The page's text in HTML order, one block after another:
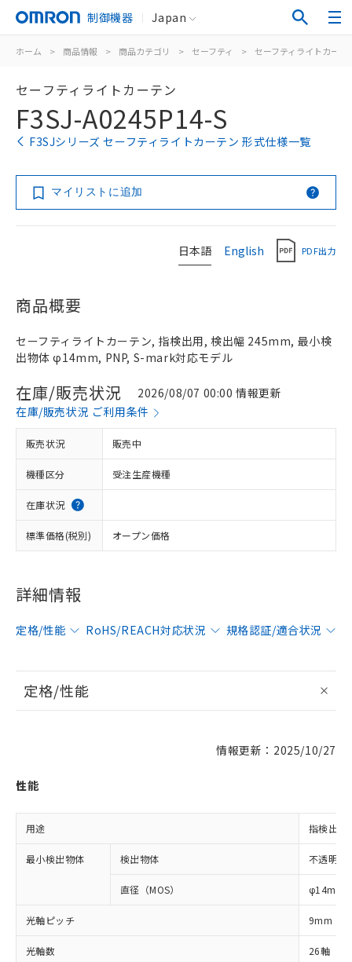
制御機器 Japan
ホーム > 商品情報 > 商品カテゴリ > セーフティ > セーフティライトカー
セーフティライトカーテン
F3SJ-A0245P14-S
F3SJシリーズ セーフティライトカーテン 形式仕様一覧
マイリストに追加
日本語 English PDF出力
商品概要
セーフティライトカーテン, 指検出用, 検出幅 245mm, 最小検
出物体 φ14mm, PNP, S-mark対応モデル
在庫/販売状況
2026/08/07 00:00 情報更新
在庫/販売状況 ご利用条件
販売状況 販売中
機種区分 受注生産機種
在庫状況
標準価格(税別) オープン価格
詳細情報
定格/性能 RoHS/REACH対応状況 規格認証/適合状況
定格/性能
情報更新：2025/10/27
性能
用途 指検出用
最小検出物体 検出物体 不透明体
直径（MOS） φ14mm
光軸ピッチ 9mm
光軸数 26軸